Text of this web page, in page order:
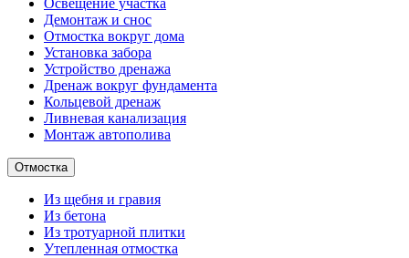
Освещение участка
Демонтаж и снос
Отмостка вокруг дома
Установка забора
Устройство дренажа
Дренаж вокруг фундамента
Кольцевой дренаж
Ливневая канализация
Монтаж автополива
Отмостка
Из щебня и гравия
Из бетона
Из тротуарной плитки
Утепленная отмостка